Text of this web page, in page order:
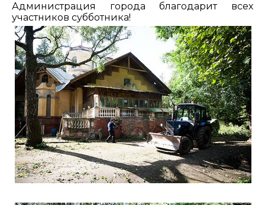
Администрация города благодарит всех
участников субботника!